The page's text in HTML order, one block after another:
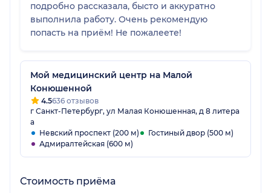
подробно рассказала, бысто и аккуратно
выполнила работу. Очень рекомендую
попасть на приём! Не пожалеете!
Мой медицинский центр на Малой
Конюшенной
4.5636 отзывов
г Санкт-Петербург, ул Малая Конюшенная, д 8 литера
а
Невский проспект (200 м)
Гостиный двор (500 м)
Адмиралтейская (600 м)
Стоимость приёма